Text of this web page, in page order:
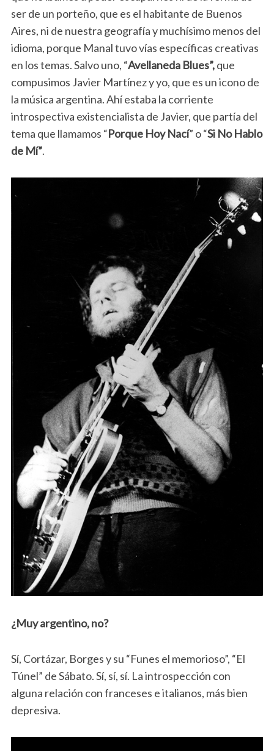
ser de un porteño, que es el habitante de Buenos
Aires, ni de nuestra geografía y muchísimo menos del
idioma, porque Manal tuvo vías específicas creativas
en los temas. Salvo uno, “Avellaneda Blues”,que
compusimos Javier Martínez y yo, que es un icono de
la música argentina. Ahí estaba la corriente
introspectiva existencialista de Javier, que partía del
tema que llamamos “Porque Hoy Nací” o “Si No Hablo
de Mí”.
¿Muy argentino, no?
Sí, Cortázar, Borges y su “Funes el memorioso”, “El
Túnel” de Sábato. Sí, sí, sí. La introspección con
alguna relación con franceses e italianos, más bien
depresiva.